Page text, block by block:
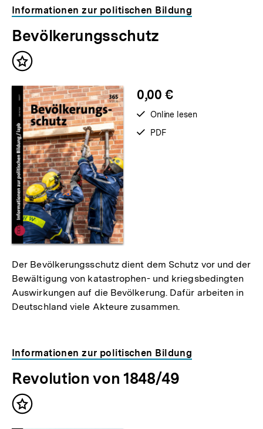
Informationen zur politischen Bildung
Bevölkerungsschutz
Inhalt
0,00 €
verfügbar
zum
Online lesen
verfügbar
PDF
Der Bevölkerungsschutz dient dem Schutz vor und der
Bewältigung von katastrophen- und kriegsbedingten
Auswirkungen auf die Bevölkerung. Dafür arbeiten in
Deutschland viele Akteure zusammen.
Informationen zur politischen Bildung
Revolution von 1848/49
Inhalt